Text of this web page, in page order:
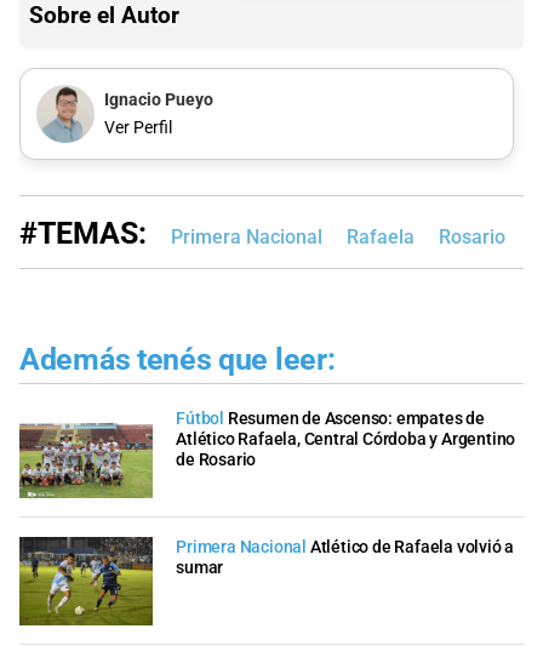
Sobre el Autor
Ignacio Pueyo
Ver Perfil
#TEMAS: Primera Nacional Rafaela Rosario
Además tenés que leer:
Fútbol Resumen de Ascenso: empates de
Atlético Rafaela, Central Córdoba y Argentino
de Rosario
Primera Nacional Atlético de Rafaela volvió a
sumar